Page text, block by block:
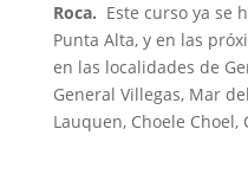
Roca. Este curso ya se
Punta Alta, y en las
en las localidades de
General Villegas, Mar
Lauquen, Choele